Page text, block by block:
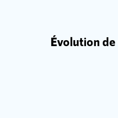
Évolution de